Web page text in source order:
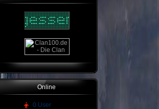
Online
0 User